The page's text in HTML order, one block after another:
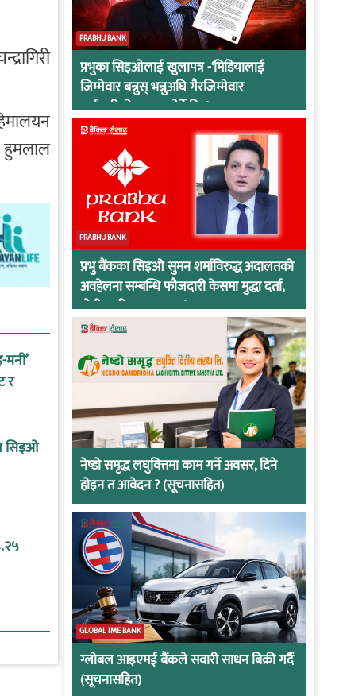
हुमलाल
र
सिइओ
PRABHU BANK
प्रभुका सिइओलाई खुलापत्र -‘मिडियालाई
जिम्मेवार बन्नुस् भन्नुअघि गैरजिम्मेवार
कर्मचारीको व्यवहार हेर्ने कि !
PRABHU BANK
प्रभु बैंकका सिइओ सुमन शर्माविरुद्ध अदालतको
अवहेलना सम्बन्धि फौजदारी केसमा मुद्धा दर्ता,
दोषी ठहरिए जान्छ पद !
नेष्डो समृद्ध लघुवित्तमा काम गर्ने अवसर, दिने
होइन त आवेदन ? (सूचनासहित)
GLOBAL IME BANK
ग्लोबल आइएमई बैंकले सवारी साधन बिक्री गर्दै
(सूचनासहित)